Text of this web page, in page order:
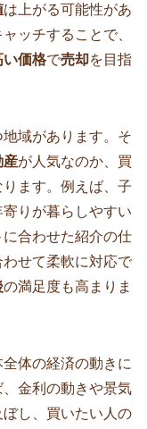
は上がる可能性があ
ッチすることで、
い価格で売却を目指
域があります。そ
産が人気なのか、買
ます。例えば、子
りが暮らしやすい
に合わせた紹介の仕
せて柔軟に対応で
の満足度も高まりま
体の経済の動きに
金利の動きや景気
し、買いたい人の